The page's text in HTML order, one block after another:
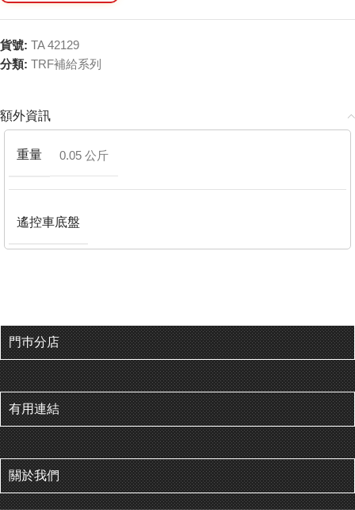
貨號: TA 42129
分類: TRF補給系列
額外資訊
重量 0.05 公斤
遙控車底盤
門巿分店
有用連結
關於我們